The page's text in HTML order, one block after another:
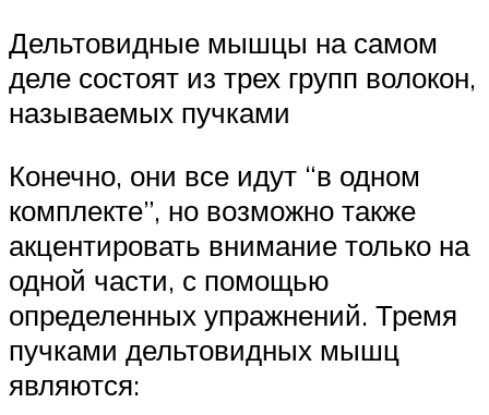
Дельтовидные мышцы на самом
деле состоят из трех групп волокон,
называемых пучками
Конечно, они все идут “в одном
комплекте”, но возможно также
акцентировать внимание только на
одной части, с помощью
определенных упражнений. Тремя
пучками дельтовидных мышц
являются: